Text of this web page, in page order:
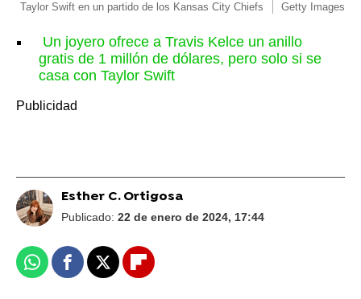
Taylor Swift en un partido de los Kansas City Chiefs Getty Images
Un joyero ofrece a Travis Kelce un anillo
gratis de 1 millón de dólares, pero solo si se
casa con Taylor Swift
Esther C. Ortigosa
Publicado: 22 de enero de 2024, 17:44
WhatsappFacebook
X Flipboard